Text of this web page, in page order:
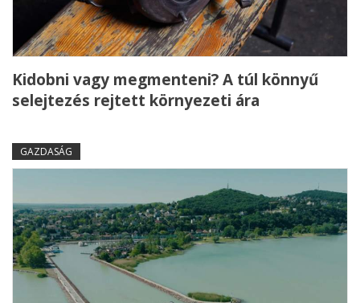
Kidobni vagy megmenteni? A túl könnyű
selejtezés rejtett környezeti ára
GAZDASÁG